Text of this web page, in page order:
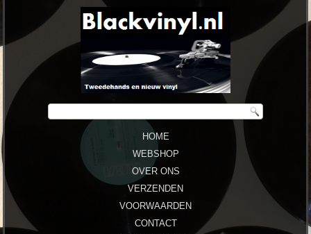
HOME
WEBSHOP
OVER ONS
VERZENDEN
VOORWAARDEN
CONTACT